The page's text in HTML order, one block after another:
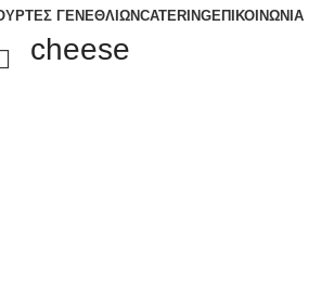
ΓΕΝΕΘΛΙΩΝCATERINGΕΠΙΚΟΙΝΩΝΙΑ
cheese